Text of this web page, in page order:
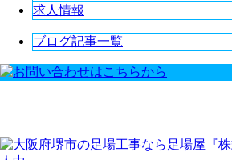
求人情報
ブログ記事一覧